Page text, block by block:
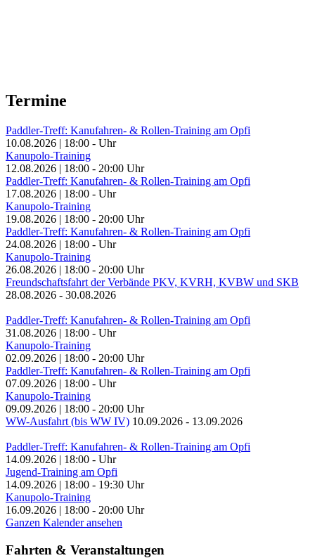
Termine
Paddler-Treff: Kanufahren- & Rollen-Training am Opfi
10.08.2026 | 18:00 - Uhr
Kanupolo-Training
12.08.2026 | 18:00 - 20:00 Uhr
Paddler-Treff: Kanufahren- & Rollen-Training am Opfi
17.08.2026 | 18:00 - Uhr
Kanupolo-Training
19.08.2026 | 18:00 - 20:00 Uhr
Paddler-Treff: Kanufahren- & Rollen-Training am Opfi
24.08.2026 | 18:00 - Uhr
Kanupolo-Training
26.08.2026 | 18:00 - 20:00 Uhr
Freundschaftsfahrt der Verbände PKV, KVRH, KVBW und SKB
28.08.2026 - 30.08.2026
Paddler-Treff: Kanufahren- & Rollen-Training am Opfi
31.08.2026 | 18:00 - Uhr
Kanupolo-Training
02.09.2026 | 18:00 - 20:00 Uhr
Paddler-Treff: Kanufahren- & Rollen-Training am Opfi
07.09.2026 | 18:00 - Uhr
Kanupolo-Training
09.09.2026 | 18:00 - 20:00 Uhr
WW-Ausfahrt (bis WW IV) 10.09.2026 - 13.09.2026
Paddler-Treff: Kanufahren- & Rollen-Training am Opfi
14.09.2026 | 18:00 - Uhr
Jugend-Training am Opfi
14.09.2026 | 18:00 - 19:30 Uhr
Kanupolo-Training
16.09.2026 | 18:00 - 20:00 Uhr
Ganzen Kalender ansehen
Fahrten & Veranstaltungen